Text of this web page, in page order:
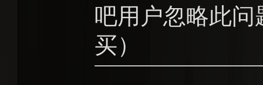
吧用户忽略此
买）